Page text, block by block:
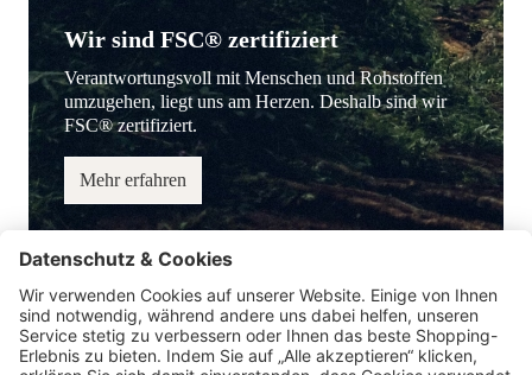
Wir sind FSC® zertifiziert
Verantwortungsvoll mit Menschen und Rohstoffen
umzugehen, liegt uns am Herzen. Deshalb sind wir
FSC® zertifiziert.
Mehr erfahren
Service-Hotline
Information